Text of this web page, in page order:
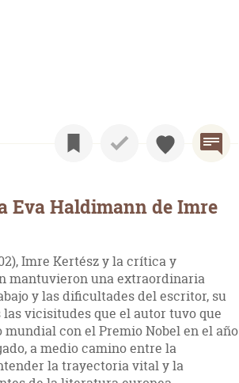
Eva Haldimann de Imre
Imre Kertész y la crítica y
mantuvieron una extraordinaria
y las dificultades del escritor, su
vicisitudes que el autor tuvo que
con el Premio Nobel en el año
a medio camino entre la
la trayectoria vital y la